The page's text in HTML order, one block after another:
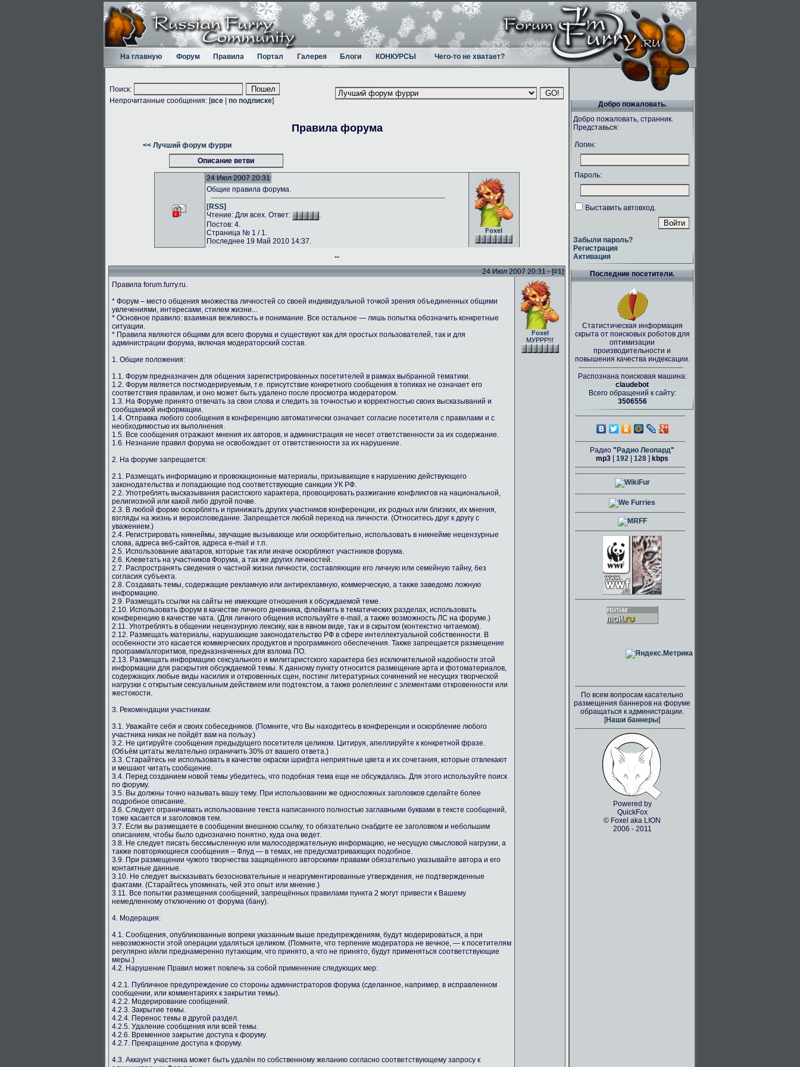
На главную Форум Правила Портал Галерея Блоги КОНКУРСЫ Чего-то не хватает?
Поиск:
Непрочитанные сообщения: [все по подписке]
Правила форума
<< Лучший форум фурри
Описание ветви
24 Июл 2007 20:31
Foxel
Общие правила форума.
[RSS]
Чтение: Для всех. Ответ:
.
Постов: 4.
Страница № 1 / 1.
Последнее 19 Май 2010 14:37.
--
24 Июл 2007 20:31 - [#1]
Правила forum.furry.ru.
* Форум – место общения множества личностей со своей индивидуальной точкой зрения объединенных общими
увлечениями, интересами, стилем жизни...
* Основное правило: взаимная вежливость и понимание. Все остальное — лишь попытка обозначить конкретные
ситуации.
* Правила являются общими для всего форума и существуют как для простых пользователей, так и для
администрации форума, включая модераторский состав.
1. Общие положения:
1.1. Форум предназначен для общения зарегистрированных посетителей в рамках выбранной тематики.
1.2. Форум является постмодерируемым, т.е. присутствие конкретного сообщения в топиках не означает его
соответствия правилам, и оно может быть удалено после просмотра модератором.
1.3. На Форуме принято отвечать за свои слова и следить за точностью и корректностью своих высказываний и
сообщаемой информации.
1.4. Отправка любого сообщения в конференцию автоматически означает согласие посетителя с правилами и с
необходимостью их выполнения.
1.5. Все сообщения отражают мнения их авторов, и администрация не несет ответственности за их содержание.
1.6. Незнание правил форума не освобождает от ответственности за их нарушение.
2. На форуме запрещается:
2.1. Размещать информацию и провокационные материалы, призывающие к нарушению действующего
законодательства и попадающие под соответствующие санкции УК РФ.
2.2. Употреблять высказывания расистского характера, провоцировать разжигание конфликтов на национальной,
религиозной или какой либо другой почве.
2.3. В любой форме оскорблять и принижать других участников конференции, их родных или близких, их мнения,
взгляды на жизнь и вероисповедание. Запрещается любой переход на личности. (Относитесь друг к другу с
уважением.)
2.4. Регистрировать никнеймы, звучащие вызывающе или оскорбительно, использовать в никнейме нецензурные
слова, адреса веб-сайтов, адреса e-mail и т.п.
2.5. Использование аватаров, которые так или иначе оскорбляют участников форума.
2.6. Клеветать на участников Форума, а так же других личностей.
2.7. Распространять сведения о частной жизни личности, составляющие его личную или семейную тайну, без
согласия субъекта.
2.8. Создавать темы, содержащие рекламную или антирекламную, коммерческую, а также заведомо ложную
информацию.
2.9. Размещать ссылки на сайты не имеющие отношения к обсуждаемой теме.
2.10. Использовать форум в качестве личного дневника, флеймить в тематических разделах, использовать
конференцию в качестве чата. (Для личного общения используйте e-mail, а также возможность ЛС на форуме.)
2.11. Употреблять в общении нецензурную лексику, как в явном виде, так и в скрытом (контекстно читаемом).
2.12. Размещать материалы, нарушающие законодательство РФ в сфере интеллектуальной собственности. В
особенности это касается коммерческих продуктов и программного обеспечения. Также запрещается размещение
программ/алгоритмов, предназначенных для взлома ПО.
2.13. Размещать информацию сексуального и милитаристского характера без исключительной надобности этой
информации для раскрытия обсуждаемой темы. К данному пункту относится размещение арта и фотоматериалов,
содержащих любые виды насилия и откровенных сцен, постинг литературных сочинений не несущих творческой
нагрузки с открытым сексуальным действием или подтекстом, а также ролеплеинг с элементами откровенности или
жестокости.
3. Рекомендации участникам:
3.1. Уважайте себя и своих собеседников. (Помните, что Вы находитесь в конференции и оскорбление любого
участника никак не пойдёт вам на пользу.)
3.2. Не цитируйте сообщения предыдущего посетителя целиком. Цитируя, апеллируйте к конкретной фразе.
(Объём цитаты желательно ограничить 30% от вашего ответа.)
3.3. Старайтесь не использовать в качестве окраски шрифта неприятные цвета и их сочетания, которые отвлекают
и мешают читать сообщение.
3.4. Перед созданием новой темы убедитесь, что подобная тема еще не обсуждалась. Для этого используйте поиск
по форуму.
3.5. Вы должны точно называть вашу тему. При использовании же односложных заголовков сделайте более
подробное описание.
3.6. Следует ограничивать использование текста написанного полностью заглавными буквами в тексте сообщений,
тоже касается и заголовков тем.
3.7. Если вы размещаете в сообщении внешнюю ссылку, то обязательно снабдите ее заголовком и небольшим
описанием, чтобы было однозначно понятно, куда она ведет.
3.8. Не следует писать бессмысленную или малосодержательную информацию, не несущую смысловой нагрузки, а
также повторяющиеся сообщения – Флуд — в темах, не предусматривающих подобное.
3.9. При размещении чужого творчества защищённого авторскими правами обязательно указывайте автора и его
контактные данные.
3.10. Не следует высказывать безосновательные и неаргументированные утверждения, не подтвержденные
фактами. (Старайтесь упоминать, чей это опыт или мнение.)
3.11. Все попытки размещения сообщений, запрещённых правилами пункта 2 могут привести к Вашему
немедленному отключению от форума (бану).
4. Модерация:
4.1. Сообщения, опубликованные вопреки указанным выше предупреждениям, будут модерироваться, а при
невозможности этой операции удаляться целиком. (Помните, что терпение модератора не вечное, — к посетителям
регулярно и/или преднамеренно путающим, что принято, а что не принято, будут применяться соответствующие
меры.)
4.2. Нарушение Правил может повлечь за собой применение следующих мер:
4.2.1. Публичное предупреждение со стороны администраторов форума (сделанное, например, в исправленном
сообщении, или комментариях к закрытии темы).
4.2.2. Модерирование сообщений.
4.2.3. Закрытие темы.
4.2.4. Перенос темы в другой раздел.
4.2.5. Удаление сообщения или всей темы.
4.2.6. Временное закрытие доступа к форуму.
4.2.7. Прекращение доступа к форуму.
4.3. Аккаунт участника может быть удалён по собственному желанию согласно соответствующему запросу к
Foxel
МУРРР!!!
Добро пожаловать.
Добро пожаловать, странник.
Представься:
Логин:
Пароль:
Выставить автовход.
Забыли пароль?
Регистрация
Активация
Последние посетители.
Статистическая информация
скрыта от поисковых роботов для
оптимизации
производительности и
повышения качества индексации.
Распознана поисковая машина:
claudebot
Всего обращений к сайту:
3506556
Радио " Радио Леопард"
mp3 [192 128 ] kbps
По всем вопросам касательно
размещения баннеров на форуме
обращаться к администрации.
[Наши баннеры]
Powered by
QuickFox
© Foxel aka LION
2006 - 2011